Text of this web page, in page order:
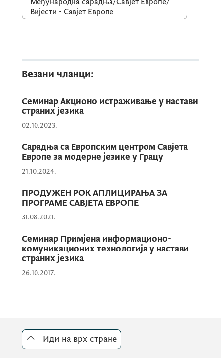
компетенција за демократску културу
образовања за дигитално грађанство, и
„Контекстуализација компетенција за
демократску културу у образовању за
Наглашена је сарадња са УНЕСЦО-ом у
одрживог развоја 4 (СДГ4).
Одлуке донесене током пете пленарне
сједнице ЦДЕДУ истакле су посвећеност
Савјета Европе даљој промоцији
демократских вриједности кроз
сутрашња демократска друштва“.
Вијести - Савјет Европе
Везани чланци:
Семинар Акционо истраживање у настави
страних језика
02.10.2023.
Сарадња са Европским центром Савјета
Европе за модерне језике у Грацу
21.10.2024.
ПРОДУЖЕН РОК АПЛИЦИРАЊА ЗА
ПРОГРАМЕ САВЈЕТА ЕВРОПЕ
31.08.2021.
Семинар Примјена информационо-
комуникационих технологија у настави
страних језика
26.10.2017.
Иди на врх стране